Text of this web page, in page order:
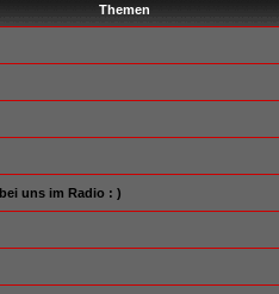
Themen
uns im Radio : )